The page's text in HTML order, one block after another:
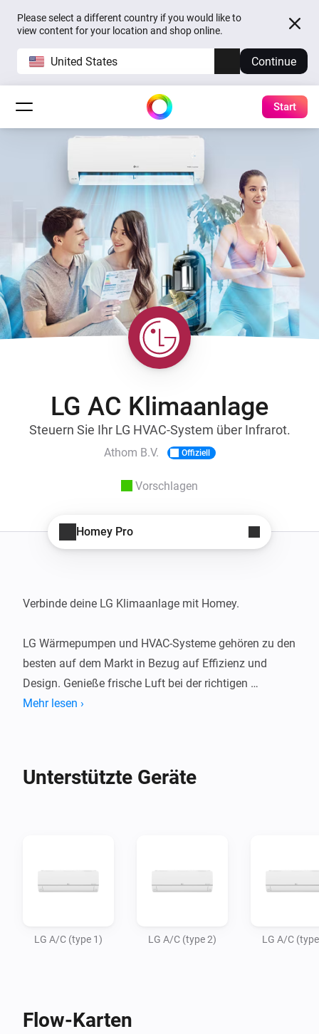
Please select a different country if you would like to
view content for your location and shop online.
United States Continue
Start
LG AC Klimaanlage
Steuern Sie Ihr LG HVAC-System über Infrarot.
Athom B.V. Offiziell
Vorschlagen
Homey Pro
Verbinde deine LG Klimaanlage mit Homey.
LG Wärmepumpen und HVAC-Systeme gehören zu den
besten auf dem Markt in Bezug auf Effizienz und
Design. Genieße frische Luft bei der richtigen
Temperatur in deinem Zuhause für dein optimales
Pro, LG Klimaanlagen über Infrarot zu steuern, sodass
verwenden. Die beliebtesten Typen sind in dieser App
du Feedback zu unterstützten Geräten geben
Mehr lesen ›
Unterstützte Geräte
LG A/C (type 1) LG A/C (type 2) LG A/C
Flow-Karten